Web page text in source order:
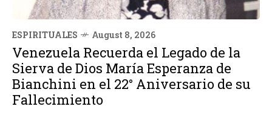
ESPIRITUALES August 8, 2026
Venezuela Recuerda el Legado de la
Sierva de Dios María Esperanza de
Bianchini en el 22° Aniversario de su
Fallecimiento